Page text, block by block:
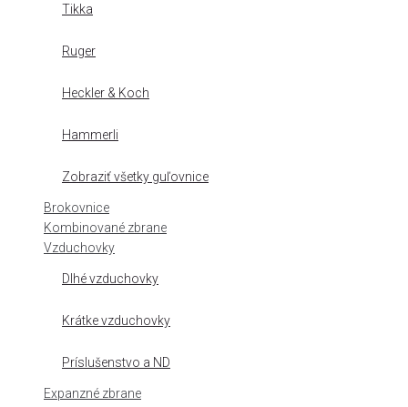
Tikka
Ruger
Heckler & Koch
Hammerli
Zobraziť všetky guľovnice
Brokovnice
Kombinované zbrane
Vzduchovky
Dlhé vzduchovky
Krátke vzduchovky
Príslušenstvo a ND
Expanzné zbrane